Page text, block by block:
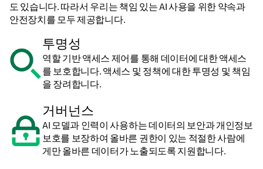
도 있습니다. 따라서 우리는 책임 있는 AI 사용을 위한 약속과
안전장치를 모두 제공합니다.
투명성
역할 기반 액세스 제어를 통해 데이터에 대한 액세스
를 보호합니다. 액세스 및 정책에 대한 투명성 및 책임
을 장려합니다.
거버넌스
AI 모델과 인력이 사용하는 데이터의 보안과 개인정보
보호를 보장하여 올바른 권한이 있는 적절한 사람에
게만 올바른 데이터가 노출되도록 지원합니다.